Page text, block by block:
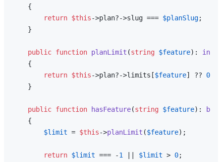
{
return $this->plan?->slug === $planSlug;
    }
public function planLimit (string $feature): int
{
return $this->plan?->limits[$feature] ?? 0
    }
public function hasFeature(string $feature):
bool
{
$limit = $this->planLimit ($feature);
return $limit === -1 $limit > 0;